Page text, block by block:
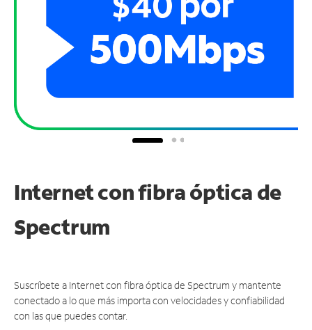
Internet con fibra óptica de
Spectrum
Suscríbete a Internet con fibra óptica de Spectrum y mantente
conectado a lo que más importa con velocidades y confiabilidad
con las que puedes contar.